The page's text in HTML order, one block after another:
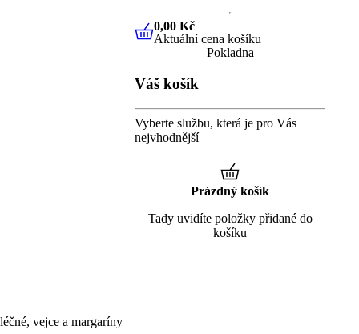
vejce a margaríny
0,00 KčAktuální cena košíku
0,00 Kč
Aktuální cena košíku
Pokladna
Váš košík
Vyberte službu, která je pro Vás
nejvhodnější
Prázdný košík
Tady uvidíte položky přidané do
košíku